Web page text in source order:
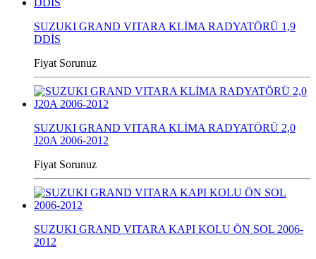
SUZUKI GRAND VITARA KLİMA RADYATÖRÜ 1,9
DDİS
Fiyat Sorunuz
SUZUKI GRAND VITARA KLİMA RADYATÖRÜ 2,0
J20A 2006-2012
Fiyat Sorunuz
SUZUKI GRAND VITARA KAPI KOLU ÖN SOL 2006-
2012